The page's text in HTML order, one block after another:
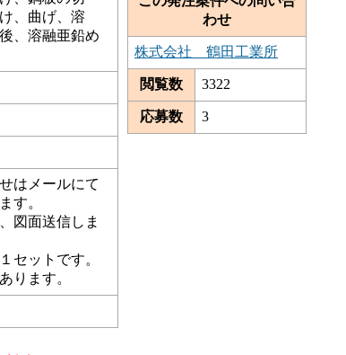
、曲げ、溶
、溶融亜鉛め
はメールにて
す。
図面送信しま
セットです。
ります。
わせ
株式会社 鶴田工業所
閲覧数 3322
応募数 3